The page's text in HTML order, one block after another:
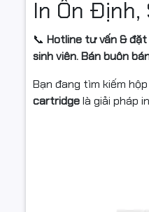
In Ổn Định,
📞 Hotline tư vấn & đặt
sinh viên. Bán buôn
Bạn đang tìm kiếm
cartridgelà giải pháp